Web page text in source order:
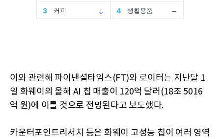
이와 관련해 파이낸셜타임스(FT)와 로이터는 지난달 1
일 화웨이의 올해 AI 칩 매출이 120억 달러(18조 5016
억 원)에 이를 것으로 전망된다고 보도했다.
카운터포인트리서치 등은 화웨이 고성능 칩이 여러 영역